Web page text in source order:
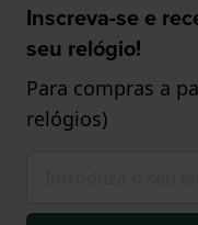
Inscreva-se e
seu relógio!
Para compras a
relógios)